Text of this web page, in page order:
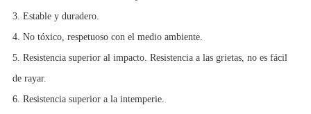
3. Estable y duradero.
4. No tóxico, respetuoso con el medio ambiente.
5. Resistencia superior al impacto. Resistencia a las grietas, no es fácil
de rayar.
6. Resistencia superior a la intemperie.